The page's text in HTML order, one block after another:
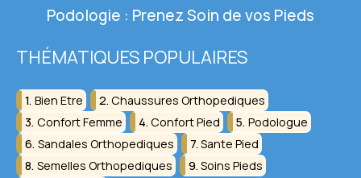
THÉMATIQUES POPULAIRES
Bien Etre
Chaussures Orthopediques
Confort Femme
Confort Pied
Podologue
Sandales Orthopediques
Sante Pied
Semelles Orthopediques
Soins Pieds
Podologie : Prenez Soin de vos Pieds